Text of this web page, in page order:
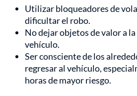
Utilizar bloqueadores de
dificultar el robo.
No dejar objetos de valor a
vehículo.
Ser consciente de los
regresar al vehículo,
horas de mayor riesgo.